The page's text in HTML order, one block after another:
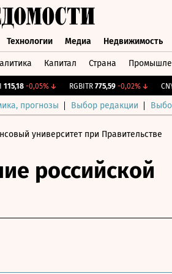
Технологии Медиа Недвижимость
Капитал Страна
-0,05%↓ RGBITR 775,59 -0,02%↓ CNY
прогнозы Выбор редакции
университет при Правительстве
российской